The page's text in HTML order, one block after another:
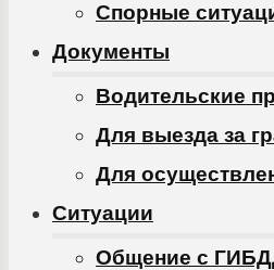
Спорные
Документы
Водительские
Для выезда за
Для
Ситуации
Общение с